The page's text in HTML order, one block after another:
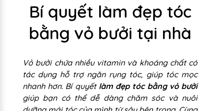
Bí quyết làm đẹp tóc
bằng vỏ bưởi tại nhà
Vỏ bưởi chứa nhiều vitamin và khoáng chất có
tác dụng hỗ trợ ngăn rụng tóc, giúp tóc mọc
nhanh hơn. Bí quyết làm đẹp tóc bằng vỏ bưởi
giúp bạn có thể dễ dàng chăm sóc và nuôi